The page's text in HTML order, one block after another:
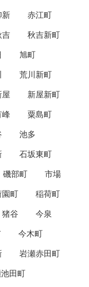
新
赤江町
吉
秋吉新町
旭町
荒川新町
屋
新屋新町
粟島町
池多
石坂東町
磯部町
市場
町
稲荷町
猪谷
今泉
今木町
岩瀬赤田町
田町